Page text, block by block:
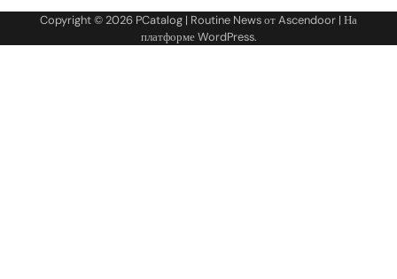
Copyright © 2026 PCatalog | Routine News отAscendoor | На
платформеWordPress.